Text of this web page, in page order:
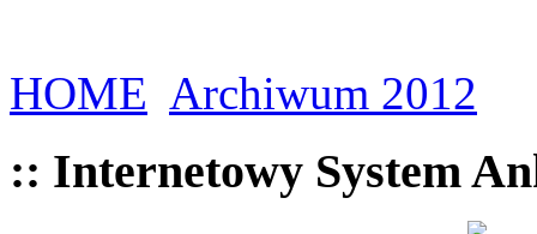
HOME Archiwum 2012
:: Internetowy System